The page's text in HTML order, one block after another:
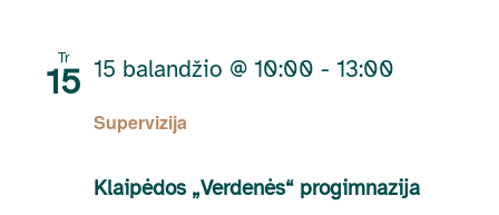
Tr
15
Supervizija
15 balandžio @ 10:00 - 13:00
Klaipėdos „Verdenės“ progimnazija